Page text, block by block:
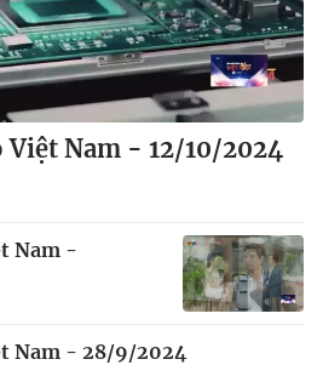
Nam - 12/10/2024
Nam -
Nam - 28/9/2024